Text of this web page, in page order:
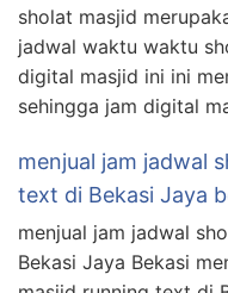
sholat masjid
jadwal waktu waktu
digital masjid ini ini
sehingga jam digital
menjual jam jadwal
text di Bekasi Jaya
menjual jam jadwal
Bekasi Jaya Bekasi